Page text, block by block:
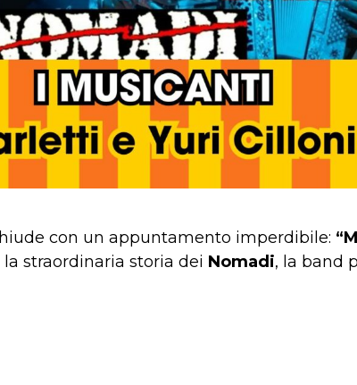
con un appuntamento imperdibile:
straordinaria storia dei Nomadi, la band